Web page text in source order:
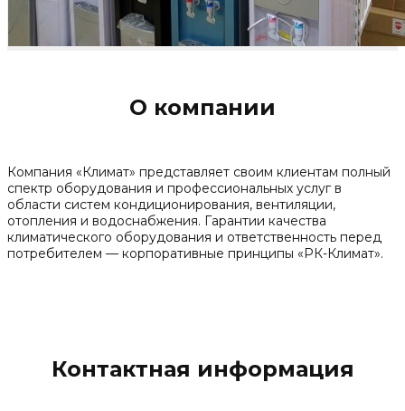
О компании
Компания «Климат» представляет своим клиентам полный
спектр оборудования и профессиональных услуг в
области систем кондиционирования, вентиляции,
отопления и водоснабжения. Гарантии качества
климатического оборудования и ответственность перед
потребителем — корпоративные принципы «РК-Климат».
Контактная информация